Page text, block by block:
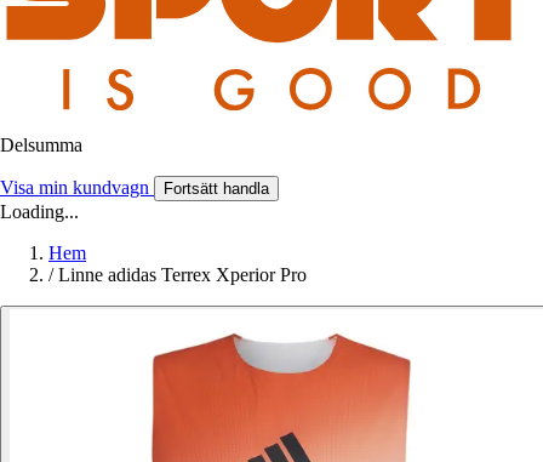
Delsumma
Visa min kundvagn Fortsätt handla
Loading...
Hem
/ Linne adidas Terrex Xperior Pro